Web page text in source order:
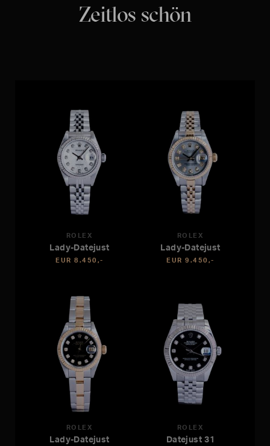
Zeitlos schön
ROLEX
Lady-Datejust
EUR 8.450,-
ROLEX
Lady-Datejust
EUR 9.450,-
ROLEX
Lady-Datejust
ROLEX
Datejust 31